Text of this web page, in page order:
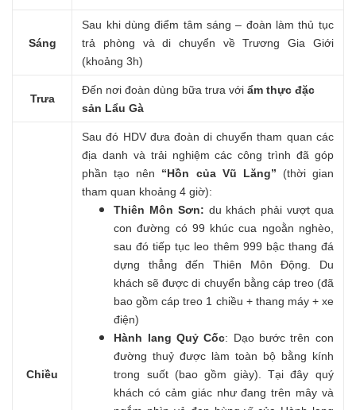
Sáng
Sau khi dùng điểm tâm sáng – đoàn làm thủ tục
trả phòng và di chuyển về Trương Gia Giới
(khoảng 3h)
Trưa
Đến nơi đoàn dùng bữa trưa vớiẩm thực đặc
sản Lẩu Gà
Chiều
Sau đó HDV đưa đoàn di chuyển tham quan các
địa danh và trải nghiệm các công trình đã góp
phần tạo nên “Hồn của Vũ Lăng” (thời gian
tham quan khoảng 4 giờ):
Thiên Môn Sơn: du khách phải vượt qua
con đường có 99 khúc cua ngoằn nghèo,
sau đó tiếp tục leo thêm 999 bậc thang đá
dựng thẳng đến Thiên Môn Động. Du
khách sẽ được di chuyển bằng cáp treo (đã
bao gồm cáp treo 1 chiều + thang máy + xe
điện)
Hành lang Quỷ Cốc: Dạo bước trên con
đường thuỷ được làm toàn bộ bằng kính
trong suốt (bao gồm giày). Tại đây quý
khách có cảm giác như đang trên mây và